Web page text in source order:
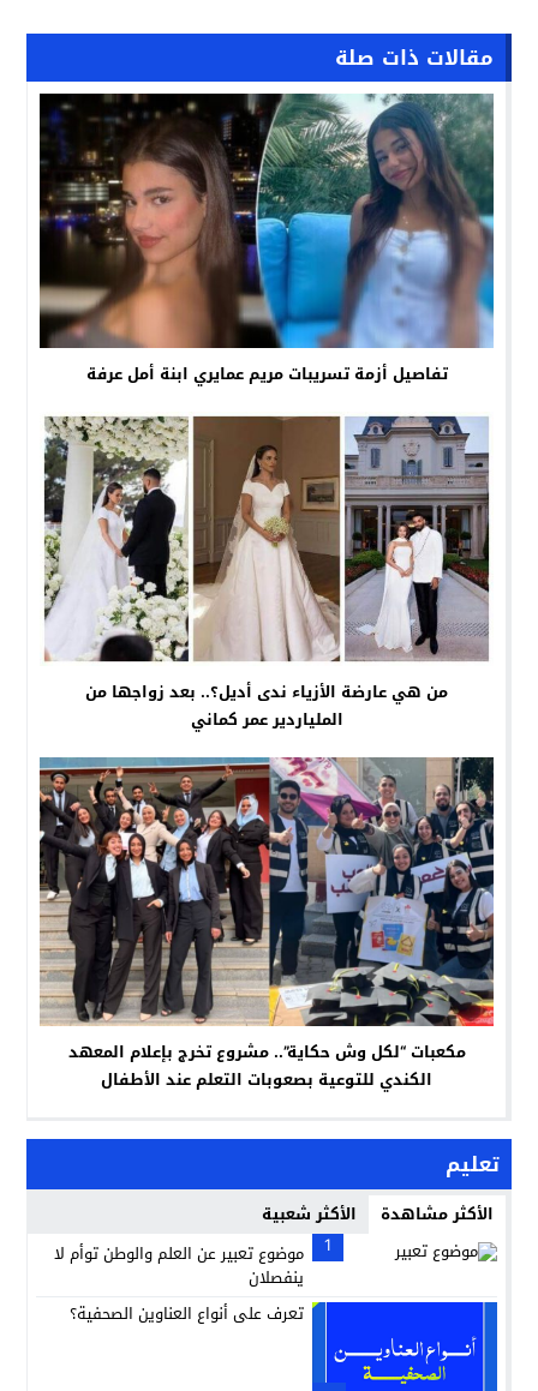
مقالات ذات صلة
تفاصيل أزمة تسريبات مريم عمايري ابنة أمل عرفة
من هي عارضة الأزياء ندى أديل؟.. بعد زواجها من
الملياردير عمر كماني
مكعبات “لكل وش حكاية”.. مشروع تخرج بإعلام المعهد
الكندي للتوعية بصعوبات التعلم عند الأطفال
تعليم
الأكثر مشاهدة
الأكثر شعبية
1
موضوع تعبير عن العلم والوطن توأم لا
ينفصلان
تعرف على أنواع العناوين الصحفية؟